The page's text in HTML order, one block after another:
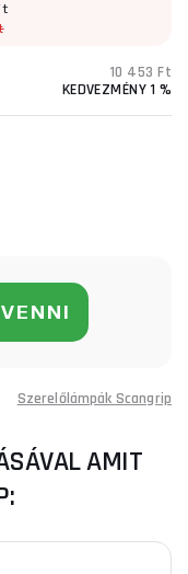
10 453 Ft
KEDVEZMÉNY 1 %
Szerelőlámpák Scangrip
AMIT